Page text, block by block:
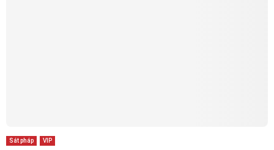
Sát pháp VIP